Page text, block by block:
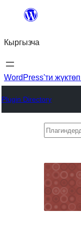
Мазмунга
Кыргызча
WordPress'ти
Plugin Directory